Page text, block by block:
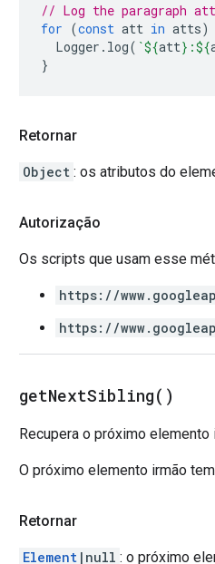
// Log the paragraph
for (const att in atts)
Logger . log( `${att} :${
}
Retornar
Object : os atributos do
Autorização
Os scripts que usam esse
https://
https://
getNextSibling( )
Recupera o próximo elemento
O próximo elemento irmão
Retornar
Element |null : o próximo